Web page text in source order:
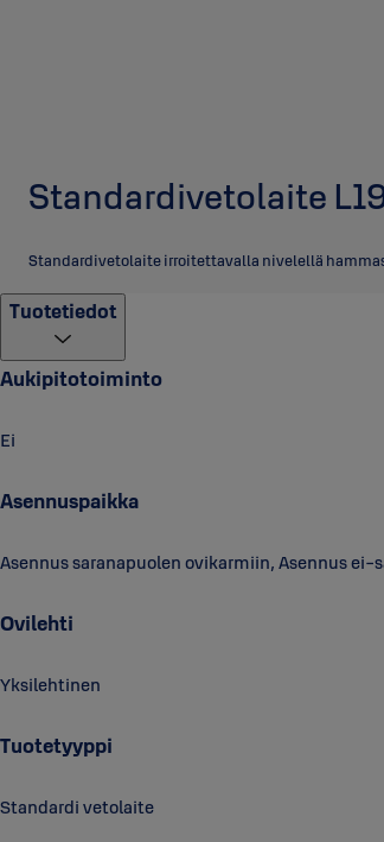
Standardivetolaite
Standardivetolaite irroitettavalla nivelellä
Tuotetiedot
Aukipitotoiminto
Ei
Asennuspaikka
Asennus saranapuolen ovikarmiin, Asennus ei-
Ovilehti
Yksilehtinen
Tuotetyyppi
Standardi vetolaite